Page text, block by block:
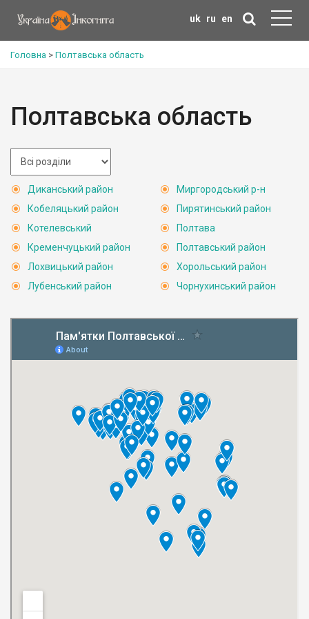
uk ru en
Головна > Полтавська область
Полтавська область
Диканський район
Кобеляцький район
Котелевський
Кременчуцький район
Лохвицький район
Лубенський район
Миргородський р-н
Пирятинський район
Полтава
Полтавський район
Хорольський район
Чорнухинський район